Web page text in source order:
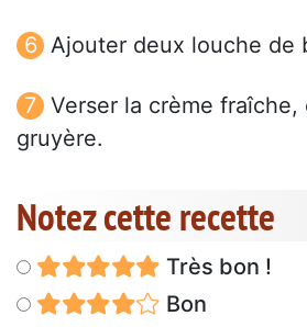
Ajouter deux louche de
Verser la crème fraîche,
gruyère.
Notez cette recette
Très bon !
Bon